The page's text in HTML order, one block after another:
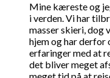
Mine kæreste og
i verden. Vi har
masser skieri, dog
hjem og har derfor
erfaringer med at
det bliver meget